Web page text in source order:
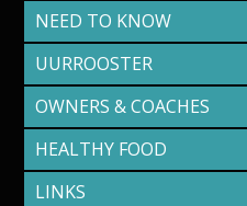
NEED TO KNOW
UURROOSTER
OWNERS & COACHES
HEALTHY FOOD
LINKS